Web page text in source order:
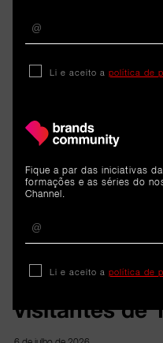
ARTIGOS
recebeu um
visitantes de
Li e aceito a política de
Fique a par das iniciativas
formações e as séries do
Channel.
Li e aceito a política de